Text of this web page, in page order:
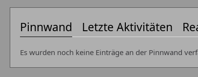
Pinnwand Letzte Aktivitäten
Es wurden noch keine Einträge an der Pinnwand